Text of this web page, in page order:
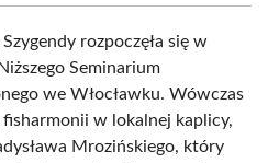
rozpoczęła się w
Seminarium
we Włocławku. Wówczas
fisharmonii w lokalnej kaplicy,
Mrozińskiego, który